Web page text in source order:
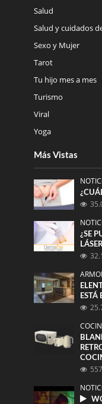
Salud
Salud y cuidados
Sexo y Mujer
Tarot
Tu hijo mes a mes
Turismo
Viral
Yoga
Más Vistas
¿SE
ESTÁ